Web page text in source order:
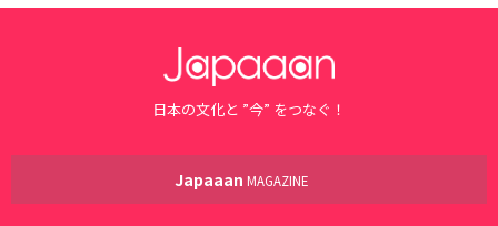
日本の文化と ”今” をつなぐ！
Japaaan MAGAZINE